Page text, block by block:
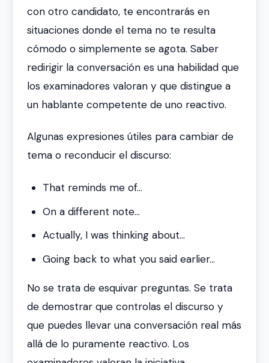
con otro candidato, te encontrarás en
situaciones donde el tema no te resulta
cómodo o simplemente se agota. Saber
redirigir la conversación es una habilidad que
los examinadores valoran y que distingue a
un hablante competente de uno reactivo.
Algunas expresiones útiles para cambiar de
tema o reconducir el discurso:
That reminds me of...
On a different note...
Actually, I was thinking about...
Going back to what you said earlier...
No se trata de esquivar preguntas. Se trata
de demostrar que controlas el discurso y
que puedes llevar una conversación real más
allá de lo puramente reactivo. Los